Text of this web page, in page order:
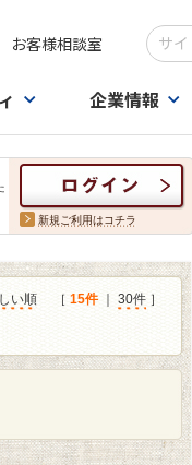
お客様相談室
検索
企業情報
新規ご利用はコチラ
い順 ［ 15件｜ 30件 ］